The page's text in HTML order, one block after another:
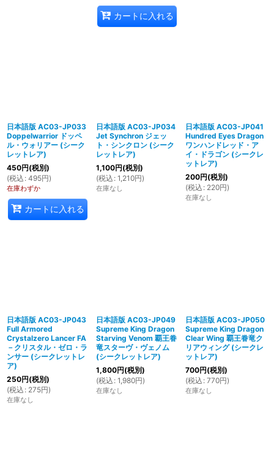
カートに入れる
日本語版 AC03-JP033
Doppelwarrior ドッペ
ル・ウォリアー (シーク
レットレア)
450円(税別)
(税込 : 495円)
在庫わずか
カートに入れる
日本語版 AC03-JP034
Jet Synchron ジェッ
ト・シンクロン (シーク
レットレア)
1,100円(税別)
(税込 : 1,210円)
在庫なし
日本語版 AC03-JP041
Hundred Eyes Dragon
ワンハンドレッド・ア
イ・ドラゴン (シークレ
ットレア)
200円(税別)
(税込 : 220円)
在庫なし
日本語版 AC03-JP043
Full Armored
Crystalzero Lancer FA
－クリスタル・ゼロ・ラ
ンサー (シークレットレ
ア)
250円(税別)
(税込 : 275円)
在庫なし
日本語版 AC03-JP049
Supreme King Dragon
Starving Venom 覇王眷
竜スターヴ・ヴェノム
(シークレットレア)
1,800円(税別)
(税込 : 1,980円)
在庫なし
日本語版 AC03-JP050
Supreme King Dragon
Clear Wing 覇王眷竜ク
リアウィング (シークレ
ットレア)
700円(税別)
(税込 : 770円)
在庫なし